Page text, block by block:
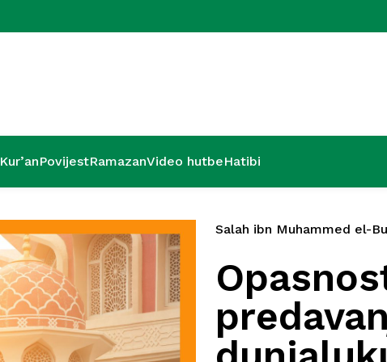
Zadnjih
Kur’anPovijestRamazanVideo hutbeHatibi
Salah ibn Muhammed el-